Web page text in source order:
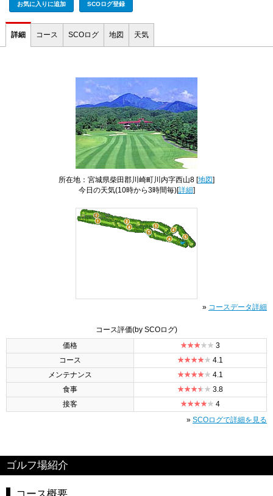
お気に入りに追加 SCOログ登録
詳細 コース SCOログ 地図 天気
所在地：宮城県柴田郡川崎町川内字西山8 [地図]
今日の天気(10時から3時間毎)[詳細]
コース全景
» コースデータ詳細
コース評価(by SCOログ)
価格
3
コース
4.1
メンテナンス
4.1
食事
3.8
接客
4
» SCOログで詳細を見る
ゴルフ場紹介
コース概要